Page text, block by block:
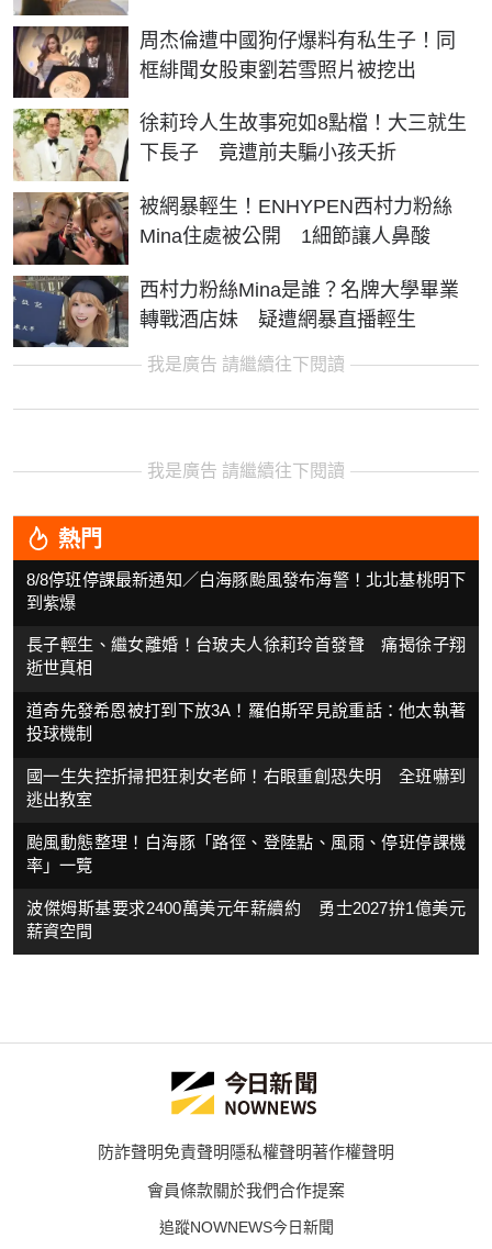
周杰倫遭中國狗仔爆料有私生子！同
框緋聞女股東劉若雪照片被挖出
徐莉玲人生故事宛如8點檔！大三就生
下長子 竟遭前夫騙小孩夭折
被網暴輕生！ENHYPEN西村力粉絲
Mina住處被公開 1細節讓人鼻酸
西村力粉絲Mina是誰？名牌大學畢業
轉戰酒店妹 疑遭網暴直播輕生
我是廣告 請繼續往下閱讀
我是廣告 請繼續往下閱讀
熱門
8/8停班停課最新通知／白海豚颱風發布海警！北北基桃明下
到紫爆
長子輕生、繼女離婚！台玻夫人徐莉玲首發聲 痛揭徐子翔
逝世真相
道奇先發希恩被打到下放3A！羅伯斯罕見說重話：他太執著
投球機制
國一生失控折掃把狂刺女老師！右眼重創恐失明 全班嚇到
逃出教室
颱風動態整理！白海豚「路徑、登陸點、風雨、停班停課機
率」一覽
波傑姆斯基要求2400萬美元年薪續約 勇士2027拚1億美元
薪資空間
防詐聲明免責聲明隱私權聲明著作權聲明
會員條款關於我們合作提案
追蹤NOWNEWS今日新聞